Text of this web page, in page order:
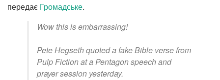
передає Громадське.
Wow this is embarrassing!
Pete Hegseth quoted a fake Bible verse from
Pulp Fiction at a Pentagon speech and
prayer session yesterday.